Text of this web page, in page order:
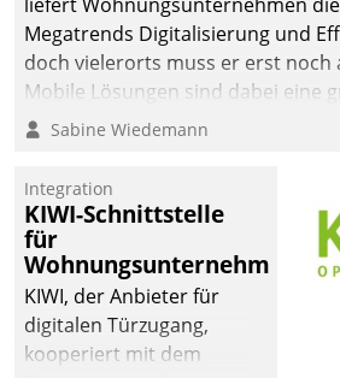
Megatrends Digitalisierung und
doch vielerorts muss er erst noch
Mobile Lösungen sind dabei eine
Sabine Wiedemann
Integration
KIWI-Schnittstelle
für
Wohnungsunternehmen
KIWI, der Anbieter für
digitalen Türzugang,
kooperiert mit dem